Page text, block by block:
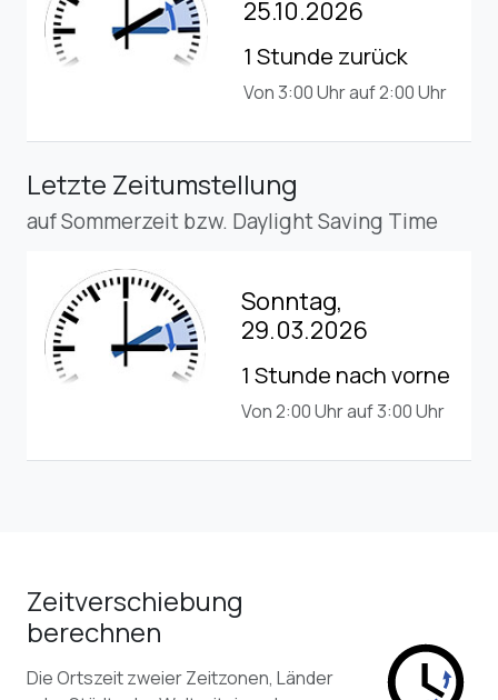
25.10.2026
1 Stunde zurück
Von 3:00 Uhr auf 2:00 Uhr
Letzte Zeitumstellung
auf Sommerzeit bzw. Daylight Saving Time
Sonntag,
29.03.2026
1 Stunde nach vorne
Von 2:00 Uhr auf 3:00 Uhr
Zeitverschiebung
berechnen
Die Ortszeit zweier Zeitzonen, Länder